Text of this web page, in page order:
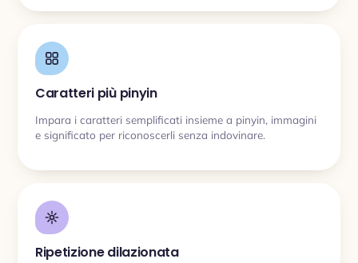
Caratteri più pinyin
Impara i caratteri semplificati insieme a pinyin, immagini
e significato per riconoscerli senza indovinare.
Ripetizione dilazionata